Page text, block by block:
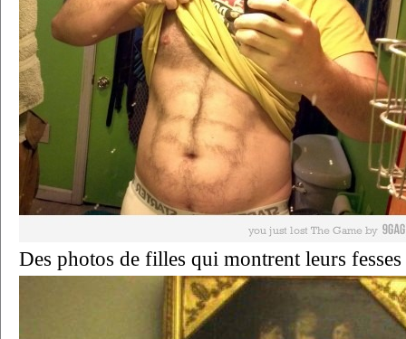
Des photos de filles qui montrent leurs fesses